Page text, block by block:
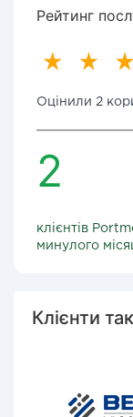
Рейтинг
Оцінили 2
2
клієнтів
минулого
Клієнти